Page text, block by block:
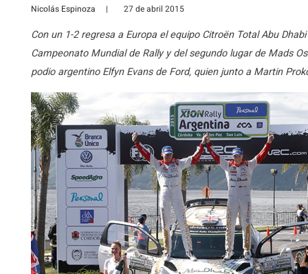
Nicolás Espinoza | 27 de abril 2015
Con un 1-2 regresa a Europa el equipo Citroën Total Abu
Campeonato Mundial de Rally y del segundo lugar de Mads
podio argentino Elfyn Evans de Ford, quien junto a Martin